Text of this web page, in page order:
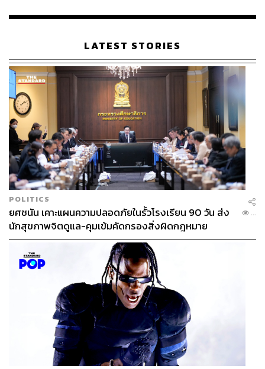
เรือนไทยที่ถูกซุกไว้
LATEST STORIES
POLITICS
ยศชนัน เคาะแผนความปลอดภัยในรั้วโรงเรียน 90 วัน ส่ง
นักสุขภาพจิตดูแล-คุมเข้มคัดกรองสิ่งผิดกฎหมาย
...